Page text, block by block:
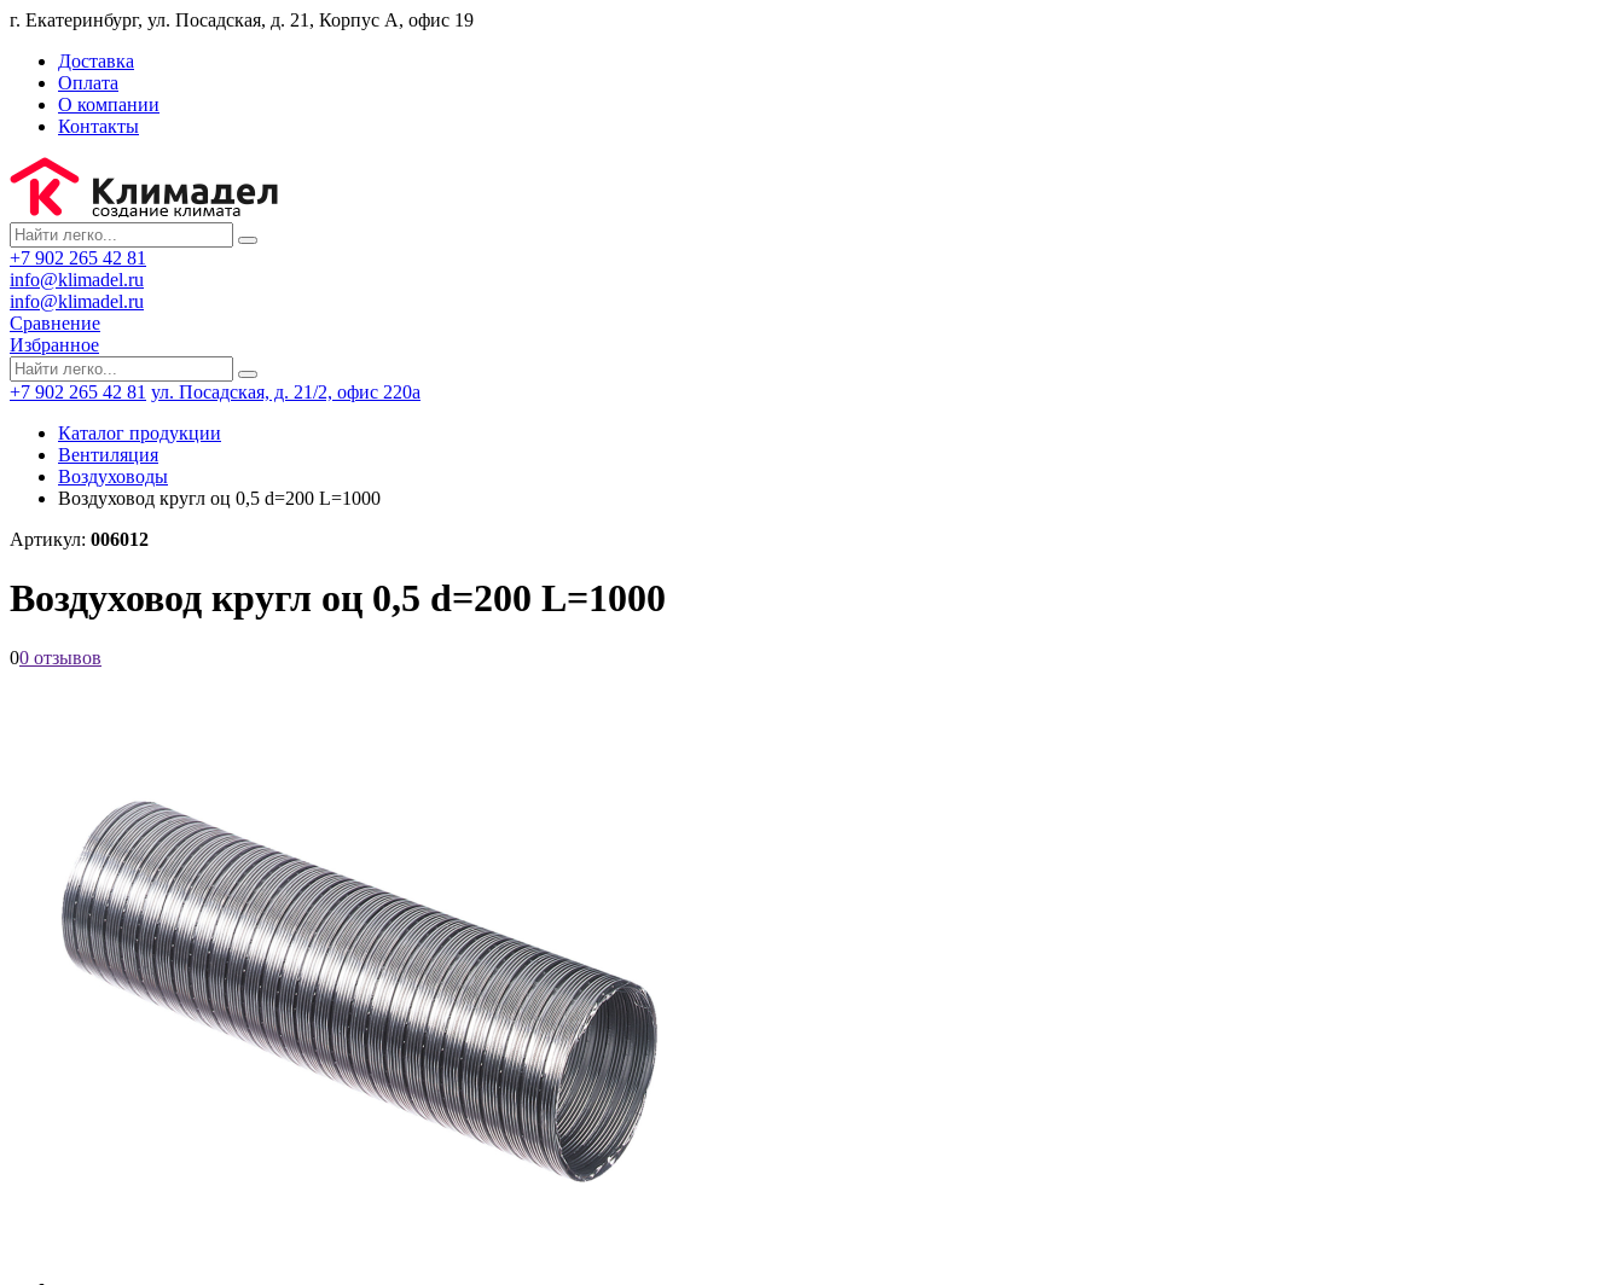
г. Екатеринбург, ул. Посадская, д. 21, Корпус А, офис 19
Доставка
Оплата
О компании
Контакты
+7 902 265 42 81
info@klimadel.ru
info@klimadel.ru
Сравнение
Избранное
+7 902 265 42 81 ул. Посадская, д. 21/2, офис 220а
Каталог продукции
Вентиляция
Воздуховоды
Воздуховод кругл оц 0,5 d=200 L=1000
Артикул: 006012
Воздуховод кругл оц 0,5 d=200 L=1000
00 отзывов